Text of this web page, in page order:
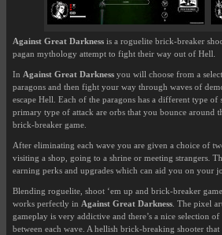
Against Great Darkness is a roguelite brick-breaker
pagan mythology attempt to fight their way out of Hell.
In Against Great Darkness you will choose from a
paragons and then fight your way through waves of
escape Hell. Each of the paragons has a different type of
primary type of attack are orbs that you bounce around
brick-breaker game.
After eliminating each wave you are given a choice of
visiting a shop, going to a shrine or meeting strangers.
earning perks and upgrades which can aid you on your
Blending roguelite, shoot ‘em up and brick-breaker
works perfectly in Against Great Darkness. The pixel
gameplay is very addictive and there’s a nice selection
between each wave. A hellish brick-breaking shooter